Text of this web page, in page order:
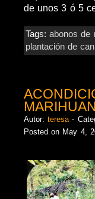
de unos 3 ó 5
Tags:abonos de
plantación de
Autor:teresa-
Posted on May 4,